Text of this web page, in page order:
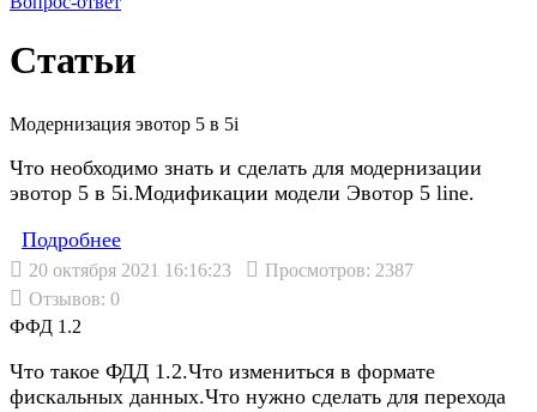
Статьи
Модернизация эвотор 5 в 5i
Что необходимо знать и сделать для модернизации
эвотор 5 в 5i.Модификации модели Эвотор 5 line.
Подробнеe
20 октября 2021 16:16:23
Просмотров: 2387
Отзывов: 0
ФФД 1.2
Что такое ФДД 1.2.Что измениться в формате
фискальных данных.Что нужно сделать для перехода